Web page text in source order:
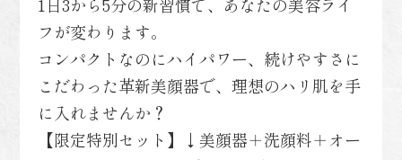
フが変わります。
コンパクトなのにハイパワー、続けやすさに
こだわった革新美顔器で、理想のハリ肌を手
に入れませんか？
【限定特別セット】↓美顔器＋洗顔料＋オー